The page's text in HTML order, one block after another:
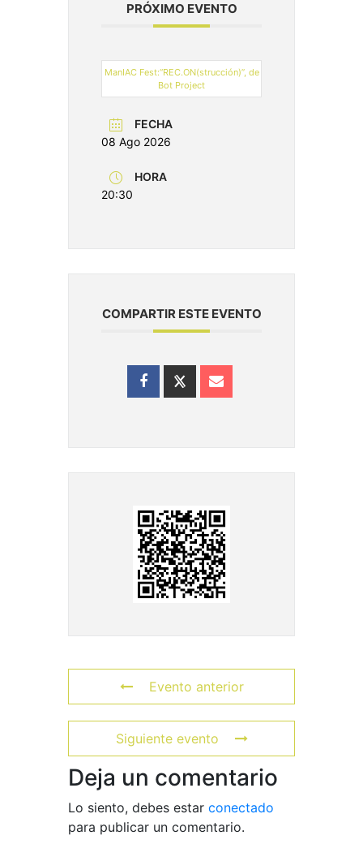
PRÓXIMO EVENTO
ManIAC Fest:“REC.ON(strucción)”, de
Bot Project
FECHA
08 Ago 2026
HORA
20:30
COMPARTIR ESTE EVENTO
Evento anterior
Siguiente evento
Deja un comentario
Lo siento, debes estar conectado
para publicar un comentario.